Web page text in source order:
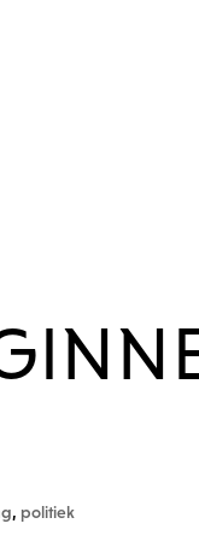
, politiek